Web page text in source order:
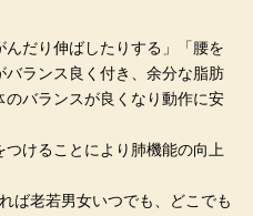
だり伸ばしたりする」「腰を
ランス良く付き、余分な脂肪
バランスが良くなり動作に安
けることにより肺機能の向上
ば老若男女いつでも、どこでも